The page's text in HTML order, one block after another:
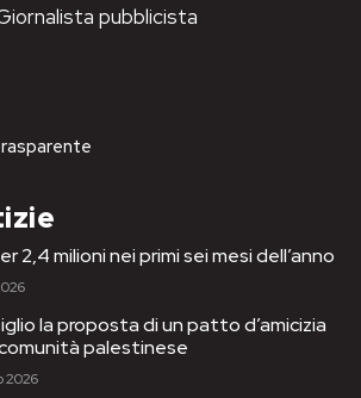
pubblicista
2,4 milioni nei primi sei mesi dell’anno
la proposta di un patto d’amicizia
palestinese
2026